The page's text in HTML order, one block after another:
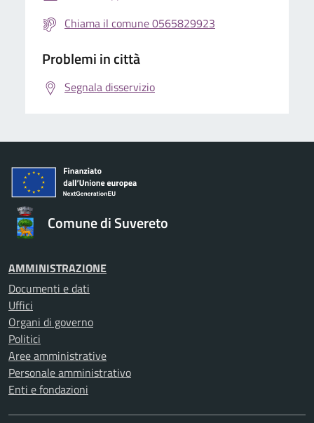
Chiama il comune 0565829923
Problemi in città
Segnala disservizio
Comune di Suvereto
AMMINISTRAZIONE
Documenti e dati
Uffici
Organi di governo
Politici
Aree amministrative
Personale amministrativo
Enti e fondazioni